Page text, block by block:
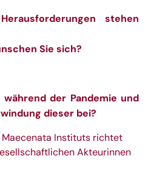
stehen
Sie sich?
während der Pandemie und
dieser bei?
Maecenata Instituts richtet
Akteurinnen